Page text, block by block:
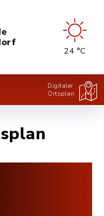
24 °C
Digitaler
Ortsplan